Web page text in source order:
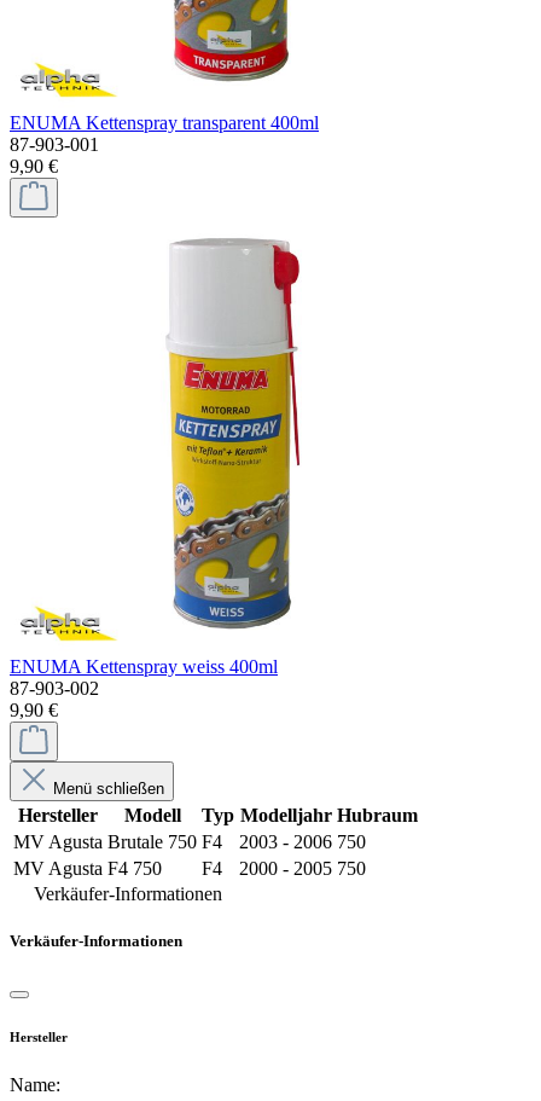
ENUMA Kettenspray transparent 400ml
87-903-001
9,90 €
ENUMA Kettenspray weiss 400ml
87-903-002
9,90 €
Menü schließen
Hersteller Modell Typ Modelljahr Hubraum
MV Agusta Brutale 750 F4 2003 - 2006 750
MV Agusta F4 750 F4 2000 - 2005 750
Verkäufer-Informationen
Verkäufer-Informationen
Hersteller
Name: